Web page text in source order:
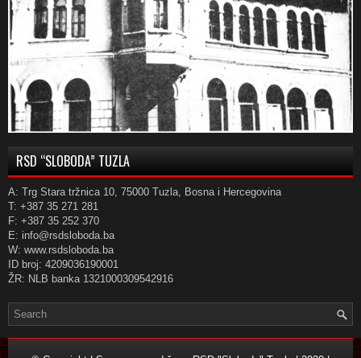
RSD “SLOBODA” TUZLA
A: Trg Stara tržnica 10, 75000 Tuzla, Bosna i Hercegovina
T: +387 35 271 281
F: +387 35 252 370
E: info@rsdsloboda.ba
W: www.rsdsloboda.ba
ID broj: 4209036190001
ŽR: NLB banka 1321000309542916